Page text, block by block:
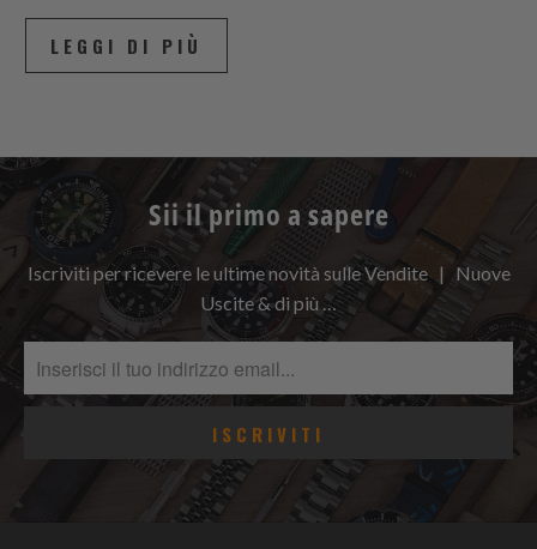
LEGGI DI PIÙ
Sii il primo a sapere
Iscriviti per ricevere le ultime novità sulle Vendite | Nuove
Uscite & di più …